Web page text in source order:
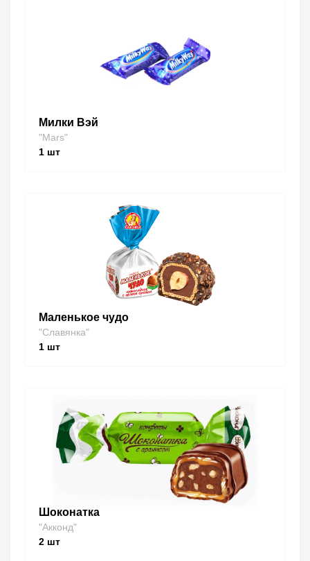
Милки Вэй
"Mars"
1 шт
Маленькое чудо
"Славянка"
1 шт
Шоконатка
"Акконд"
2 шт